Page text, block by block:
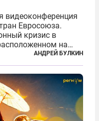
видеоконференция
Евросоюза.
кризис в
на
В конце июля
территорией
Подавляющее...
АНДРЕЙ БУЛКИН